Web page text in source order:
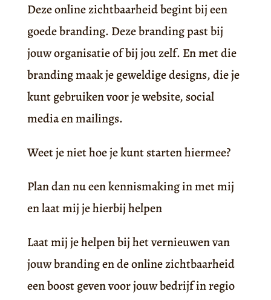
Deze online zichtbaarheid begint bij een
goede branding. Deze branding past bij
jouw organisatie of bij jou zelf. En met die
branding maak je geweldige designs, die je
kunt gebruiken voor je website, social
media en mailings.
Weet je niet hoe je kunt starten hiermee?
Plan dan nu een kennismaking in met mij
en laat mij je hierbij helpen
Laat mij je helpen bij het vernieuwen van
jouw branding en de online zichtbaarheid
een boost geven voor jouw bedrijf in regio